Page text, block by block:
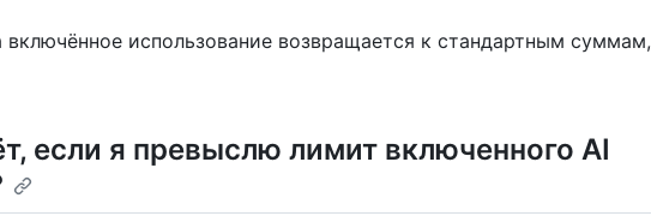
использование возвращается к стандартным суммам,
если я превыслю лимит включенного AI